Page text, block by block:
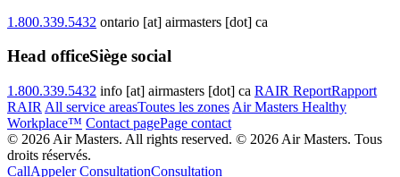
1.800.339.5432 ontario [at] airmasters [dot] ca
Head officeSiège social
1.800.339.5432 info [at] airmasters [dot] ca RAIR ReportRapport
RAIR All service areasToutes les zones Air Masters Healthy
Workplace™ Contact pagePage contact
© 2026 Air Masters. All rights reserved. © 2026 Air Masters. Tous
droits réservés.
CallAppeler ConsultationConsultation